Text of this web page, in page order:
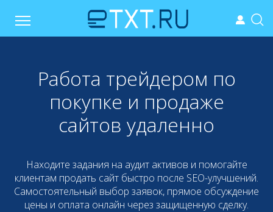
Работа трейдером по
покупке и продаже
сайтов удаленно
Находите задания на аудит активов и помогайте
клиентам продать сайт быстро после SEO-улучшений.
Самостоятельный выбор заявок, прямое обсуждение
цены и оплата онлайн через защищенную сделку.